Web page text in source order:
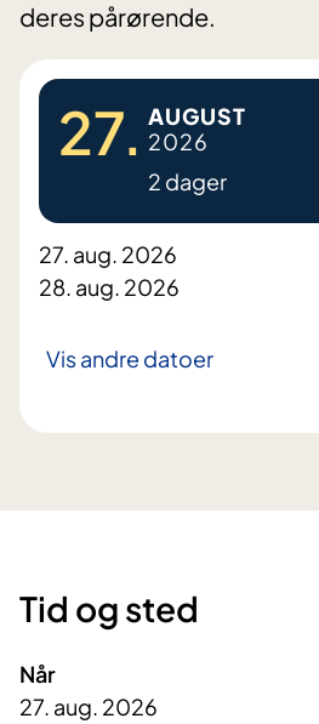
deres pårørende.
27. AUGUST
2026
2 dager
27. aug. 2026
28. aug. 2026
Vis andre datoer
Tid og sted
Når
27. aug. 2026